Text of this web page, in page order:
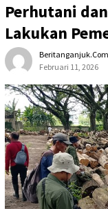
Perhutani
Lakukan
Beritanganjuk.com
Februari 11, 2026